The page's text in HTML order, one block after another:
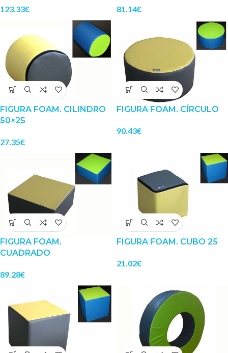
123.33€ 81.14€
FIGURA FOAM. CILINDRO
50×25
27.35€
FIGURA FOAM. CÍRCULO
90.43€
FIGURA FOAM.
CUADRADO
89.28€
FIGURA FOAM. CUBO 25
21.02€